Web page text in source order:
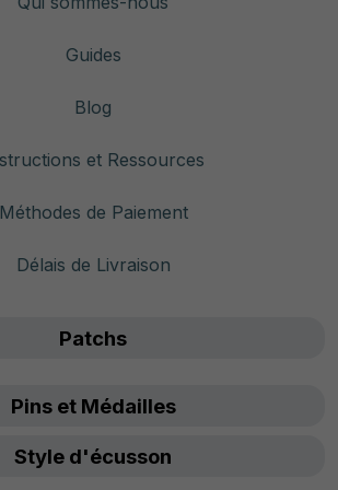
Guides
Blog
et Ressources
Méthodes de Paiement
Délais de Livraison
Patchs
Pins et Médailles
Style d'écusson